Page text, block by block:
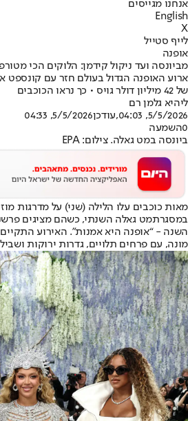
אנחנו מגייסים
English
X
לייף סטייל
אופנה
מביונסה ועד ניקול קידמן: הלוקים הכי
ארוע האופנה הגדול בעולם חזר עם קונספט
של 42 מיליון דולר גויס • כך נראו הכוכבים
ליהיא גלמן רם
5/5/2026, 04:03
,עודכן5/5/2026, 04:33
0השמעה
ביונסה במט גאלה. צילום: EPA
מאות כוכבים עלו הלילה (שני) על מדרגות
במסגרתמט גאלה השנתי, כשהם מציגים
השנה - “אופנה היא אמנות”. האירוע
מונה, עם פרחים תלויים, גדרות ירוקות